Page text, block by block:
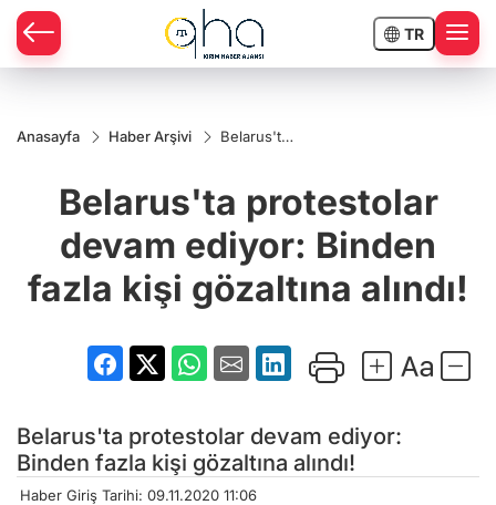
TR
Anasayfa Haber Arşivi
Belarus'ta
Binden
fazla kişi
gözaltına
alındı!
Belarus'ta protestolar
devam ediyor: Binden
fazla kişi gözaltına alındı!
Belarus'ta protestolar devam ediyor:
Binden fazla kişi gözaltına alındı!
Haber Giriş Tarihi: 09.11.2020 11:06